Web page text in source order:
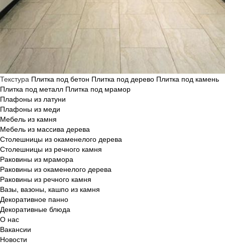
Текстура Плитка под бетон Плитка под дерево Плитка под камень
Плитка под металл Плитка под мрамор
Плафоны из латуни
Плафоны из меди
Мебель из камня
Мебель из массива дерева
Столешницы из окаменелого дерева
Столешницы из речного камня
Раковины из мрамора
Раковины из окаменелого дерева
Раковины из речного камня
Вазы, вазоны, кашпо из камня
Декоративное панно
Декоративные блюда
О нас
Вакансии
Новости